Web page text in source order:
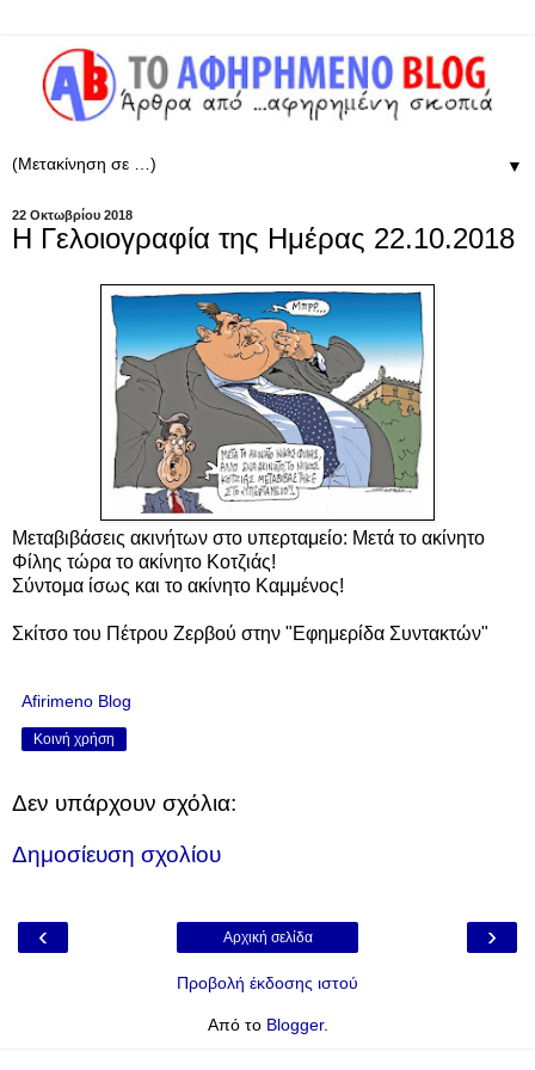
▼
22 Οκτωβρίου 2018
Η Γελοιογραφία της Ημέρας 22.10.2018
Μεταβιβάσεις ακινήτων στο υπερταμείο: Μετά το ακίνητο
Φίλης τώρα το ακίνητο Κοτζιάς!
Σύντομα ίσως και το ακίνητο Καμμένος!
Σκίτσο του Πέτρου Ζερβού στην "Εφημερίδα Συντακτών"
Afirimeno Blog
Κοινή χρήση
Δεν υπάρχουν σχόλια:
Δημοσίευση σχολίου
‹ ›
Αρχική σελίδα
Προβολή έκδοσης ιστού
Από το Blogger.